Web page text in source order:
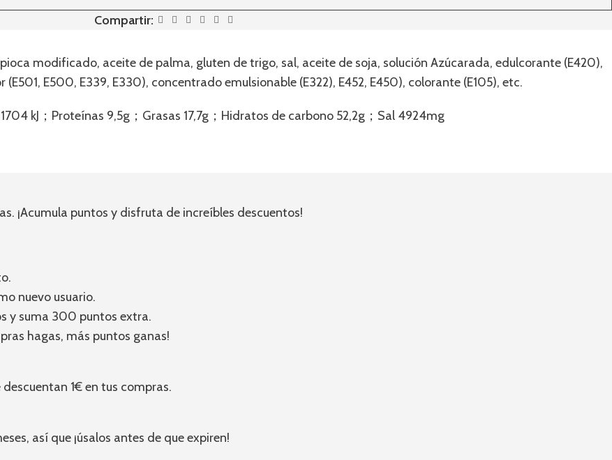
Compartir:
modificado, aceite de palma, gluten de trigo, sal, aceite de soja, solución Azúcarada, edulcorante (E420),
E500, E339, E330), concentrado emulsionable (E322), E452, E450), colorante (E105), etc.
kJ；Proteínas 9,5g；Grasas 17,7g；Hidratos de carbono 52,2g；Sal 4924mg
¡Acumula puntos y disfruta de increíbles descuentos!
nuevo usuario.
y suma 300 puntos extra.
hagas, más puntos ganas!
1€ en tus compras.
así que ¡úsalos antes de que expiren!